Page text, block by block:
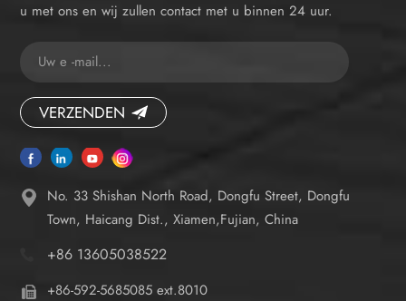
u met ons en wij zullen contact met u binnen 24 uur.
VERZENDEN
No. 33 Shishan North Road, Dongfu Street, Dongfu
Town, Haicang Dist., Xiamen,Fujian, China
+86 13605038522
+86-592-5685085 ext.8010